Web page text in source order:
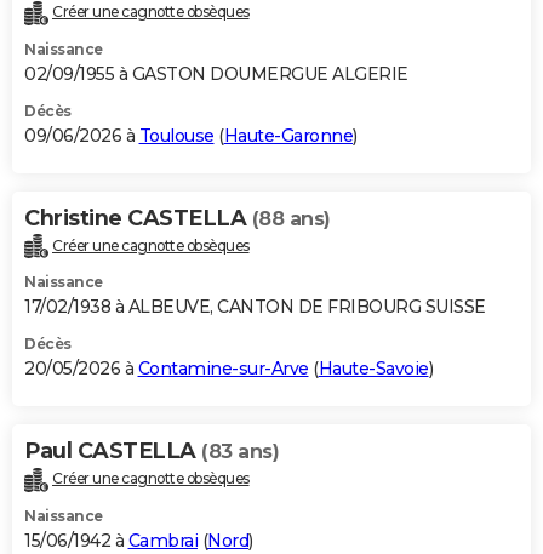
Créer une cagnotte obsèques
Naissance
02/09/1955 à GASTON DOUMERGUE ALGERIE
Décès
09/06/2026 à Toulouse (Haute-Garonne)
Christine CASTELLA (88 ans)
Créer une cagnotte obsèques
Naissance
17/02/1938 à ALBEUVE, CANTON DE FRIBOURG SUISSE
Décès
20/05/2026 à Contamine-sur-Arve (Haute-Savoie)
Paul CASTELLA (83 ans)
Créer une cagnotte obsèques
Naissance
15/06/1942 à Cambrai (Nord)